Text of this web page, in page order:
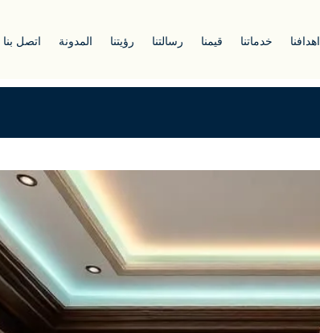
اهدافنا خدماتنا قيمنا رسالتنا رؤيتنا المدونة اتصل بنا